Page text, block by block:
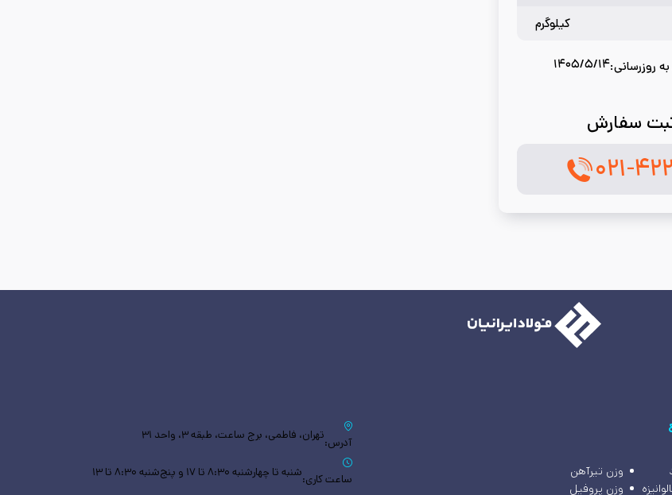
کیلوگرم
روزرسانی:۱۴۰۵/۵/۱۴
سفارش
۴۲۲۱۴
وزن تیرآهن
وزن پروفیل
آدرس:تهران، فاطمی، برج ساعت، طبقه ۳، واحد ۳۱
ساعت کاری:شنبه تا چهارشنبه ۸:۳۰ تا ۱۷ و پنج‌شنبه ۸:۳۰ تا ۱۳